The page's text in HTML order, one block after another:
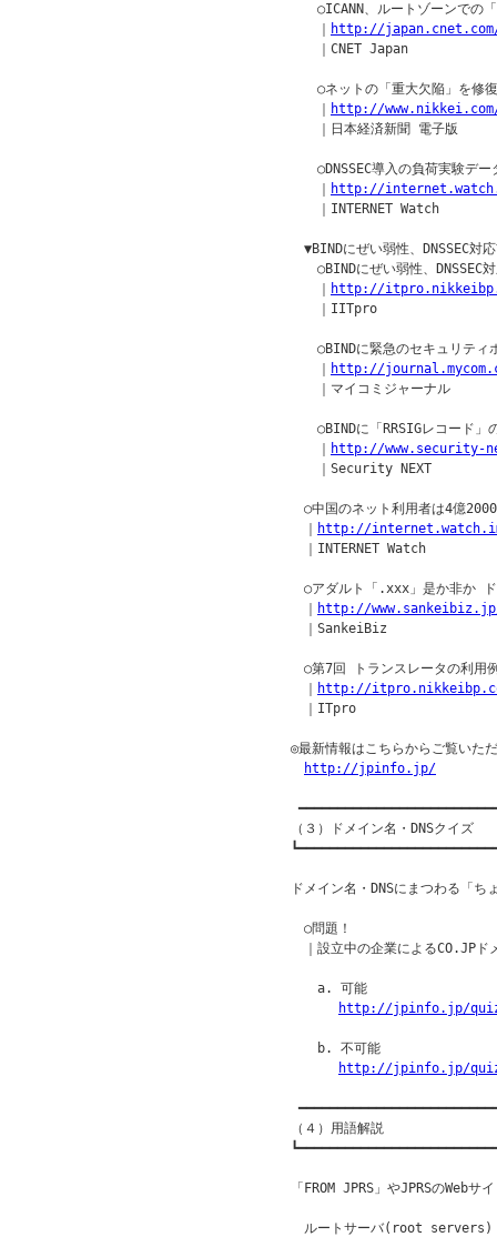
○ICANN、ルートゾーンでの「
http://japan.cnet.com/
｜CNET Japan
○ネットの「重大欠陥」を修復
http://www.nikkei.com/
｜日本経済新聞 電子版
○DNSSEC導入の負荷実験デー
http://
｜INTERNET Watch
▼BINDにぜい弱性、DNSSEC対
○BINDにぜい弱性、DNSSEC
http://
｜IITpro
○BINDに緊急のセキュリティ
http://
｜マイコミジャーナル
○BINDに「RRSIGレコード」
http://www.security-
｜Security NEXT
○中国のネット利用者は4億
http://
｜INTERNET Watch
○アダルト「.xxx」是か非か ド
http://www.sankeibiz.jp/
｜SankeiBiz
○第7回 トランスレータの利用
http://
｜ITpro
◎最新情報はこちらからご覧いた
http://jpinfo.jp/
（３）ドメイン名・DNSクイズ
ドメイン名・DNSにまつわる「
○問題！
｜設立中の企業によるCO.JPド
a. 可能
http://jpinfo.jp/quiz/
b. 不可能
http://jpinfo.jp/quiz/
（４）用語解説
「FROM JPRS」やJPRSのWeb
ルートサーバ(root servers)